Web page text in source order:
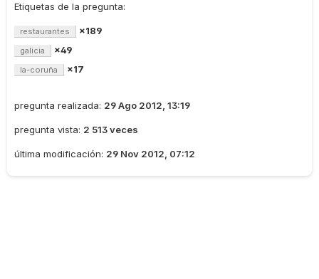
Etiquetas de la pregunta:
restaurantes ×189
galicia ×49
la-coruña ×17
pregunta realizada: 29 Ago 2012, 13:19
pregunta vista: 2 513 veces
última modificación: 29 Nov 2012, 07:12